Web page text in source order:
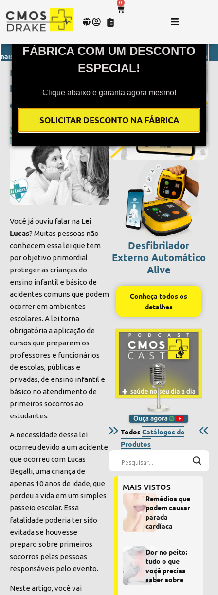
COMPRE SEU DEA DIRETO DA
FÁBRICA COM UM DESCONTO
ESPECIAL!
Clique abaixo e garanta agora mesmo!
SOLICITAR DESCONTO NA FÁBRICA
0
- Envio imediato para todo o Brasil. Monitor de Sinais Vitais -
Lei Lucas: Conheça a
história por detrás
da lei
Você já ouviu falar na Lei
Lucas? Muitas pessoas não
conhecem essa lei que tem
por objetivo primordial
proteger as crianças do
ensino infantil e básico de
acidentes comuns que podem
ocorrer em ambientes
escolares. A lei torna
obrigatória a aplicação de
cursos que preparem os
professores e funcionários
de escolas, públicas e
privadas, de ensino infantil e
básico no atendimento de
primeiros socorros ao
estudantes.
A necessidade dessa lei
ocorreu devido a um acidente
que ocorreu com Lucas
Begalli, uma criança de
apenas 10 anos de idade,que
perdeu a vida em um simples
passeio escolar. Essa
fatalidade poderia ter sido
evitadase houvesse
preparo sobre primeiros
socorros pelas pessoas
responsáveis pelo evento.
Neste artigo, você vai
Desfibrilador
Externo Automático
Alive
Conheça todos os
detalhes
TodosCatálogos de
Produtos
MAIS VISTOS
Remédios que
podem causar
parada
cardíaca
Dor no peito:
tudo o que
você precisa
saber sobre